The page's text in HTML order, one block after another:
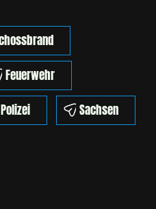
Feuerwehr
Polizei Sachsen